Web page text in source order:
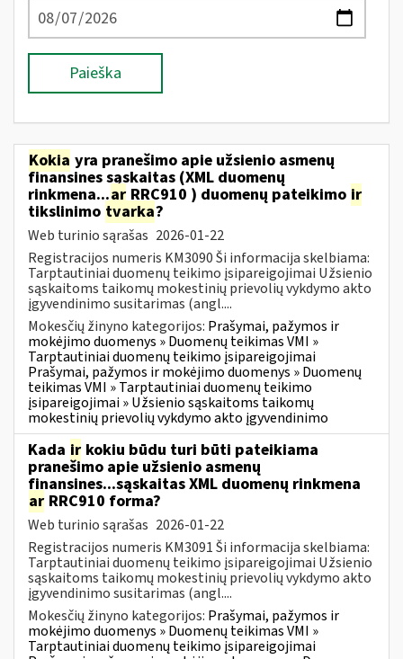
Paieška
Kokia yra pranešimo apie užsienio asmenų
finansines sąskaitas (XML duomenų
rinkmena...ar RRC910 ) duomenų pateikimo ir
tikslinimo tvarka?
Web turinio sąrašas 2026-01-22
Registracijos numeris KM3090 Ši informacija skelbiama:
Tarptautiniai duomenų teikimo įsipareigojimai Užsienio
sąskaitoms taikomų mokestinių prievolių vykdymo akto
įgyvendinimo susitarimas (angl....
Mokesčių žinyno kategorijos: Prašymai, pažymos ir
mokėjimo duomenys » Duomenų teikimas VMI »
Tarptautiniai duomenų teikimo įsipareigojimai
Prašymai, pažymos ir mokėjimo duomenys » Duomenų
teikimas VMI » Tarptautiniai duomenų teikimo
įsipareigojimai » Užsienio sąskaitoms taikomų
mokestinių prievolių vykdymo akto įgyvendinimo
Kada ir kokiu būdu turi būti pateikiama
pranešimo apie užsienio asmenų
finansines...sąskaitas XML duomenų rinkmena
ar RRC910 forma?
Web turinio sąrašas 2026-01-22
Registracijos numeris KM3091 Ši informacija skelbiama:
Tarptautiniai duomenų teikimo įsipareigojimai Užsienio
sąskaitoms taikomų mokestinių prievolių vykdymo akto
įgyvendinimo susitarimas (angl....
Mokesčių žinyno kategorijos: Prašymai, pažymos ir
mokėjimo duomenys » Duomenų teikimas VMI »
Tarptautiniai duomenų teikimo įsipareigojimai